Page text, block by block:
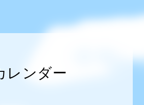
レンダー